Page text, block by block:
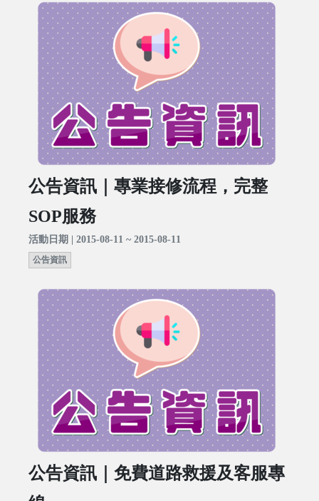
公告資訊｜專業接修流程，完整
SOP服務
活動日期 | 2015-08-11 ~ 2015-08-11
公告資訊
公告資訊｜免費道路救援及客服專